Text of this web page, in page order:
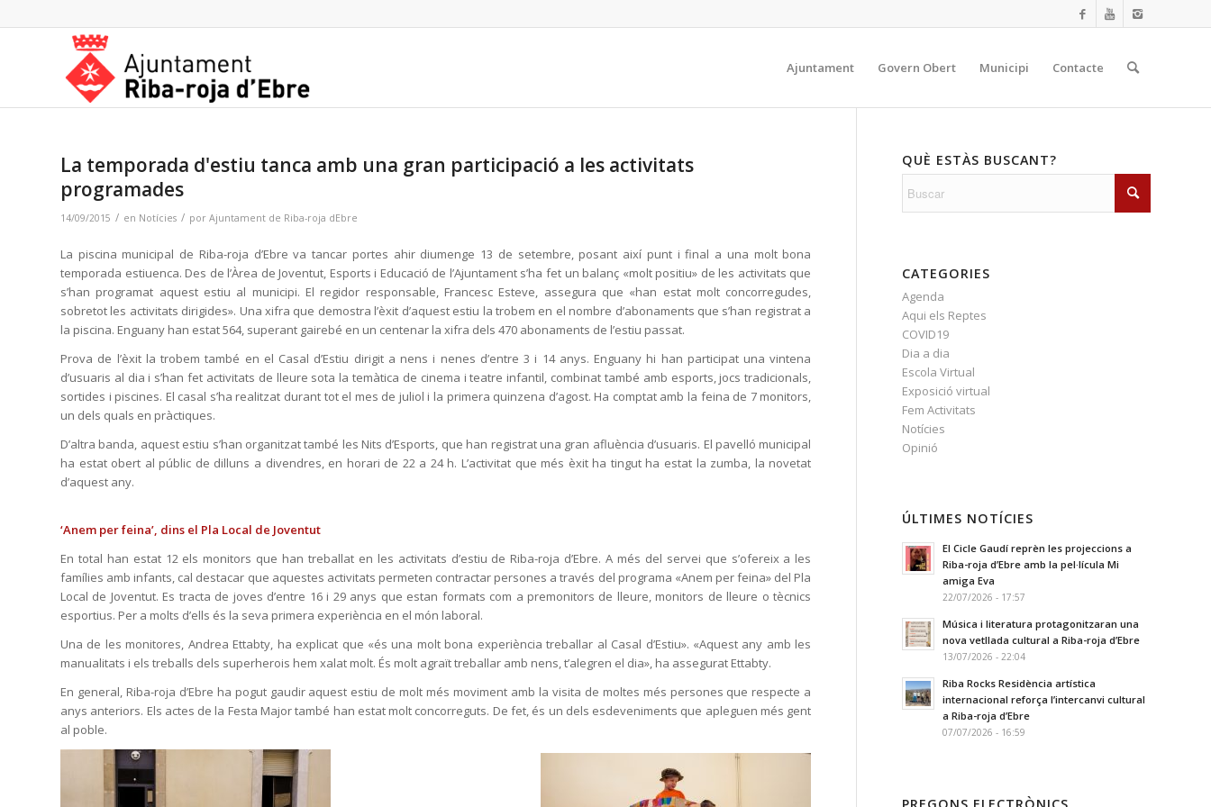
Ajuntament Govern Obert Municipi Contacte
La temporada d'estiu tanca amb una gran participació a les activitats
programades
14/09/2015 / en Notícies / por Ajuntament de Riba-roja dEbre
La piscina municipal de Riba-roja d’Ebre va tancar portes ahir diumenge 13 de setembre, posant així punt i final a una molt bona
temporada estiuenca. Des de l’Àrea de Joventut, Esports i Educació de l’Ajuntament s’ha fet un balanç «molt positiu» de les activitats que
s’han programat aquest estiu al municipi. El regidor responsable, Francesc Esteve, assegura que «han estat molt concorregudes,
sobretot les activitats dirigides». Una xifra que demostra l’èxit d’aquest estiu la trobem en el nombre d’abonaments que s’han registrat a
la piscina. Enguany han estat 564, superant gairebé en un centenar la xifra dels 470 abonaments de l’estiu passat.
Prova de l’èxit la trobem també en el Casal d’Estiu dirigit a nens i nenes d’entre 3 i 14 anys. Enguany hi han participat una vintena
d’usuaris al dia i s’han fet activitats de lleure sota la temàtica de cinema i teatre infantil, combinat també amb esports, jocs tradicionals,
sortides i piscines. El casal s’ha realitzat durant tot el mes de juliol i la primera quinzena d’agost. Ha comptat amb la feina de 7 monitors,
un dels quals en pràctiques.
D’altra banda, aquest estiu s’han organitzat també les Nits d’Esports, que han registrat una gran afluència d’usuaris. El pavelló municipal
ha estat obert al públic de dilluns a divendres, en horari de 22 a 24 h. L’activitat que més èxit ha tingut ha estat la zumba, la novetat
d’aquest any.
‘Anem per feina’, dins el Pla Local de Joventut
En total han estat 12 els monitors que han treballat en les activitats d’estiu de Riba-roja d’Ebre. A més del servei que s’ofereix a les
famílies amb infants, cal destacar que aquestes activitats permeten contractar persones a través del programa «Anem per feina» del Pla
Local de Joventut. Es tracta de joves d’entre 16 i 29 anys que estan formats com a premonitors de lleure, monitors de lleure o tècnics
esportius. Per a molts d’ells és la seva primera experiència en el món laboral.
Una de les monitores, Andrea Ettabty, ha explicat que «és una molt bona experiència treballar al Casal d’Estiu». «Aquest any amb les
manualitats i els treballs dels superherois hem xalat molt. És molt agraït treballar amb nens, t’alegren el dia», ha assegurat Ettabty.
En general, Riba-roja d’Ebre ha pogut gaudir aquest estiu de molt més moviment amb la visita de moltes més persones que respecte a
anys anteriors. Els actes de la Festa Major també han estat molt concorreguts. De fet, és un dels esdeveniments que apleguen més gent
al poble.
QUÈ ESTÀS BUSCANT?
CATEGORIES
Agenda
Aqui els Reptes
COVID19
Dia a dia
Escola Virtual
Exposició virtual
Fem Activitats
Notícies
Opinió
ÚLTIMES NOTÍCIES
El Cicle Gaudí reprèn les projeccions a
Riba-roja d’Ebre amb la pel·lícula Mi
amiga Eva
22/07/2026 - 17:57
Música i literatura protagonitzaran una
nova vetllada cultural a Riba-roja d’Ebre
13/07/2026 - 22:04
Riba Rocks Residència artística
internacional reforça l’intercanvi cultural
a Riba-roja d’Ebre
07/07/2026 - 16:59